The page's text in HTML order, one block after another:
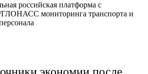
российская платформа с
ГЛОНАСС мониторинга транспорта и